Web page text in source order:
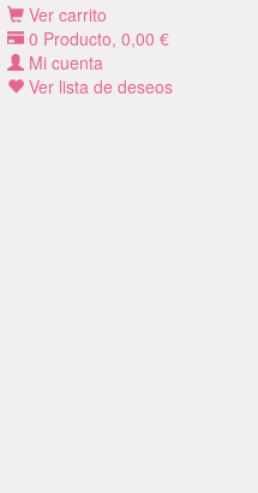
Ver carrito
0 Producto, 0,00 €
Mi cuenta
Ver lista de deseos